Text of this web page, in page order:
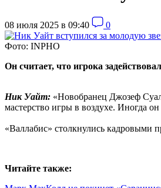
08 июля 2025 в 09:40 0
Фото: INPHO
Он считает, что игрока
Ник Уайт: «Новобранец Джозеф
мастерство игры в воздухе. Иногда
«Валлабис» столкнулись
Читайте также: